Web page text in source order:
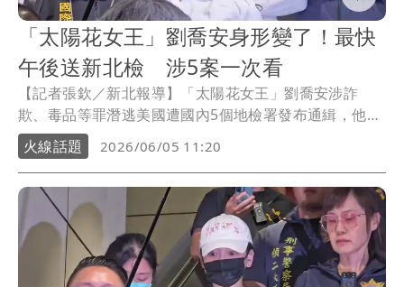
「太陽花女王」劉喬安身形變了！最快
午後送新北檢 涉5案一次看
【記者張欽／新北報導】「太陽花女王」劉喬安涉詐
欺、毒品等罪潛逃美國遭國內5個地檢署發布通緝，他還
涉及數起自美寄送「毒包裹」來台案，去年遭台美執法
單位合作逮人，昨(4)晚近7時遭台美警方押解遣返回台歸
案，劉喬安戴帽子、口罩並穿著寬鬆上衣遮掩身形，看
得出她比起7年前體態臃腫許多，出關後，警方立刻帶往
刑事局，預定今早製作筆錄，最快也要午後移送新北檢
複訊。
火線話題 2026/06/05 11:20